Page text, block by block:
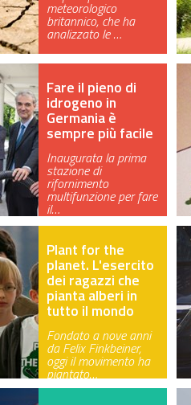
meteorologico
britannico, che ha
analizzato le …
Fare il pieno di
idrogeno in
Germania è
sempre più facile
Inaugurata la prima
stazione di
rifornimento
multifunzione per fare
il…
Plant for the
planet. L'esercito
dei ragazzi che
pianta alberi in
tutto il mondo
Fondato a nove anni
da Felix Finkbeiner,
oggi il movimento ha
piantato…